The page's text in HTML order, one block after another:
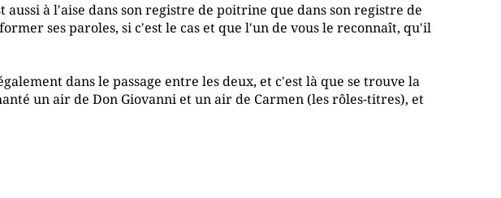
à l'aise dans son registre de poitrine que dans son registre de
ses paroles, si c'est le cas et que l'un de vous le reconnaît, qu'il
dans le passage entre les deux, et c'est là que se trouve la
un air de Don Giovanni et un air de Carmen (les rôles-titres), et